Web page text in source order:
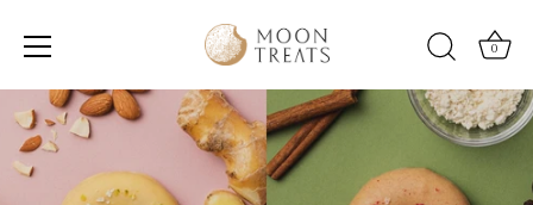
to
content
0